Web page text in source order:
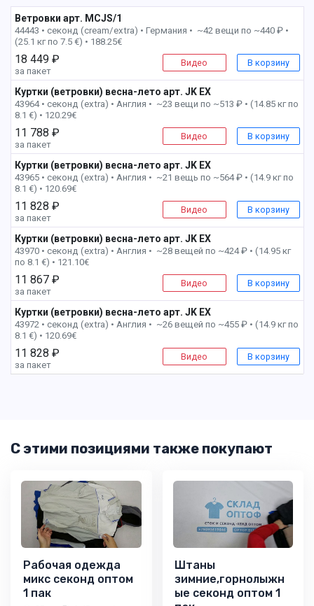
Ветровки арт. MCJS/1
44443 • секонд (cream/extra) • Германия • ~42 вещи по ~440 ₽ •
(25.1 кг по 7.5 €) • 188.25€
18 449 ₽
за пакет
Видео В корзину
Куртки (ветровки) весна-лето арт. JK EX
43964 • секонд (extra) • Англия • ~23 вещи по ~513 ₽ • (14.85 кг по
8.1 €) • 120.29€
11 788 ₽
за пакет
Видео В корзину
Куртки (ветровки) весна-лето арт. JK EX
43965 • секонд (extra) • Англия • ~21 вещь по ~564 ₽ • (14.9 кг по
8.1 €) • 120.69€
11 828 ₽
за пакет
Видео В корзину
Куртки (ветровки) весна-лето арт. JK EX
43970 • секонд (extra) • Англия • ~28 вещей по ~424 ₽ • (14.95 кг
по 8.1 €) • 121.10€
11 867 ₽
за пакет
Видео В корзину
Куртки (ветровки) весна-лето арт. JK EX
43972 • секонд (extra) • Англия • ~26 вещей по ~455 ₽ • (14.9 кг по
8.1 €) • 120.69€
11 828 ₽
за пакет
Видео В корзину
С этими позициями также покупают
Рабочая одежда
микс секонд оптом
1 пак
Штаны
зимние,горнолыжн
ые секонд оптом 1